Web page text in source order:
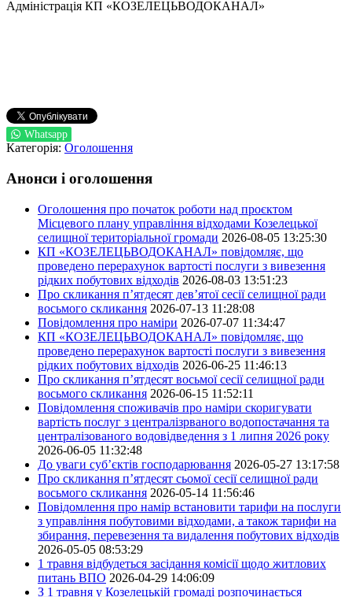
Адміністрація КП «КОЗЕЛЕЦЬВОДОКАНАЛ»
Whatsapp
Категорія: Оголошення
Анонси і оголошення
Оголошення про початок роботи над проєктом
Місцевого плану управління відходами Козелецької
селищної територіальної громади 2026-08-05 13:25:30
КП «КОЗЕЛЕЦЬВОДОКАНАЛ» повідомляє, що
проведено перерахунок вартості послуги з вивезення
рідких побутових відходів 2026-08-03 13:51:23
Про скликання п’ятдесят дев’ятої сесії селищної ради
восьмого скликання 2026-07-13 11:28:08
Повідомлення про наміри 2026-07-07 11:34:47
КП «КОЗЕЛЕЦЬВОДОКАНАЛ» повідомляє, що
проведено перерахунок вартості послуги з вивезення
рідких побутових відходів 2026-06-25 11:46:13
Про скликання п’ятдесят восьмої сесії селищної ради
восьмого скликання 2026-06-15 11:52:11
Повідомлення споживачів про наміри скоригувати
вартість послуг з централізрваного водопостачання та
централізованого водовідведення з 1 липня 2026 року
2026-06-05 11:32:48
До уваги суб’єктів господарювання 2026-05-27 13:17:58
Про скликання п’ятдесят сьомої сесії селищної ради
восьмого скликання 2026-05-14 11:56:46
Повідомлення про намір встановити тарифи на послуги
з управління побутовими відходами, а також тарифи на
збирання, перевезення та видалення побутових відходів
2026-05-05 08:53:29
1 травня відбудеться засідання комісії щодо житлових
питань ВПО 2026-04-29 14:06:09
З 1 травня у Козелецькій громаді розпочинається